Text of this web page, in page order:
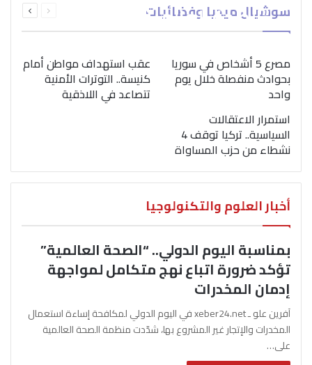
سوشيال ميديا وفضائيات الصفحةالصفحة
“الصحة العالمية” تؤكد
ضرورة اتباع نهج متكامل
لمواجهة إدمان المخدرات
مصرع 5 أشخاص في سوريا
بحوادث منفصلة خلال يوم
واحد
عقب استهداف مواطن أمام
كنيسة.. التوترات الأمنية
تتصاعد في اللاذقية
استمرار الاعتقالات
السياسية.. تركيا توقف 4
نشطاء من حزب المساواة
أخبار العلوم والتكنولوجيا
بمناسبة اليوم الدولي.. “الصحة العالمية”
تؤكد ضرورة اتباع نهج متكامل لمواجهة
إدمان المخدرات
آفرين علو ـ xeber24.net في اليوم الدولي لمكافحة إساءة استعمال
المخدرات والإتجار غير المشروع بها، شدّدت منظمة الصحة العالمية
على…